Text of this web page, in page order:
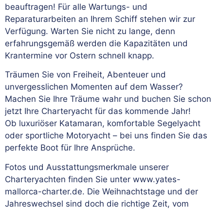
beauftragen! Für alle Wartungs- und
Reparaturarbeiten an Ihrem Schiff stehen wir zur
Verfügung. Warten Sie nicht zu lange, denn
erfahrungsgemäß werden die Kapazitäten und
Krantermine vor Ostern schnell knapp.
Träumen Sie von Freiheit, Abenteuer und
unvergesslichen Momenten auf dem Wasser?
Machen Sie Ihre Träume wahr und buchen Sie schon
jetzt Ihre Charteryacht für das kommende Jahr!
Ob luxuriöser Katamaran, komfortable Segelyacht
oder sportliche Motoryacht – bei uns finden Sie das
perfekte Boot für Ihre Ansprüche.
Fotos und Ausstattungsmerkmale unserer
Charteryachten finden Sie unter www.yates-
mallorca-charter.de. Die Weihnachtstage und der
Jahreswechsel sind doch die richtige Zeit, vom